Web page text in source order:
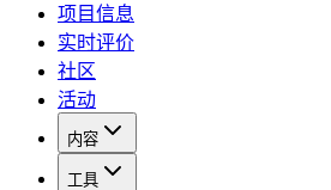
项目信息
实时评价
社区
活动
内容
工具